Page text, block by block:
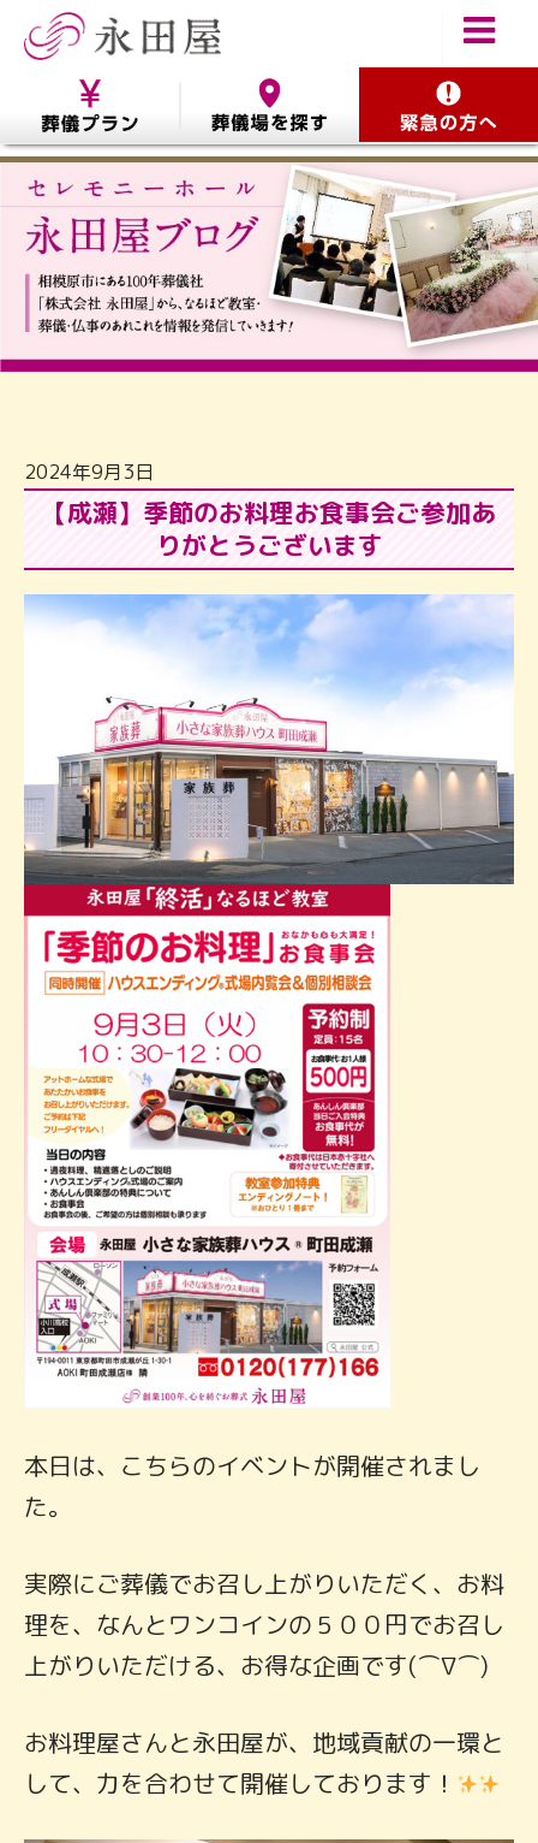
2024年9月3日
【成瀬】季節のお料理お食事会ご参加あ
りがとうございます
本日は、こちらのイベントが開催されまし
た。
実際にご葬儀でお召し上がりいただく、お料
理を、なんとワンコインの５００円でお召し
上がりいただける、お得な企画です(⌒∇⌒)
お料理屋さんと永田屋が、地域貢献の一環と
して、力を合わせて開催しております！